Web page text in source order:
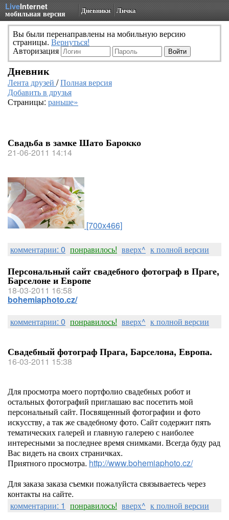
LiveInternet
мобильная версия Дневники Личка
Вы были перенаправлены на мобильную версию
страницы. Вернуться!
Авторизация
Дневник
Лента друзей /Полная версия
Добавить в друзья
Страницы: раньше»
Свадьба в замке Шато Барокко
21-06-2011 14:14
[700x466]
комментарии: 0 понравилось! вверх^ к полной версии
Персональный сайт свадебного фотограф в Праге,
Барселоне и Европе
18-03-2011 16:58
bohemiaphoto.cz/
комментарии: 0 понравилось! вверх^ к полной версии
Свадебный фотограф Прага, Барселона, Европа.
16-03-2011 15:38
Для просмотра моего портфолио свадебных робот и
остальных фотографий приглашаю вас посетить мой
персональный сайт. Посвященный фотографии и фото
искусству, а так же свадебному фото. Сайт содержит пять
тематических галерей и главную галерею с наиболее
интересными за последнее время снимками. Всегда буду рад
Вас видеть на своих страничках.
Приятного просмотра. http://www.bohemiaphoto.cz/
Для заказа заказа съемки пожалуйста связываетесь через
контакты на сайте.
комментарии: 1 понравилось! вверх^ к полной версии